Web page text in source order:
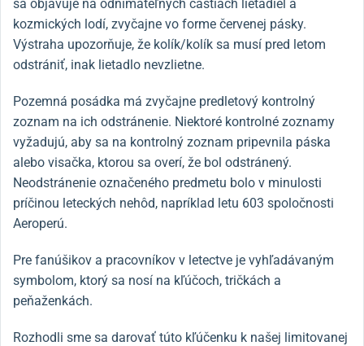
sa objavuje na odnímateľných častiach lietadiel a
kozmických lodí, zvyčajne vo forme červenej pásky.
Výstraha upozorňuje, že kolík/kolík sa musí pred letom
odstrániť, inak lietadlo nevzlietne.
Pozemná posádka má zvyčajne predletový kontrolný
zoznam na ich odstránenie. Niektoré kontrolné zoznamy
vyžadujú, aby sa na kontrolný zoznam pripevnila páska
alebo visačka, ktorou sa overí, že bol odstránený.
Neodstránenie označeného predmetu bolo v minulosti
príčinou leteckých nehôd, napríklad letu 603 spoločnosti
Aeroperú.
Pre fanúšikov a pracovníkov v letectve je vyhľadávaným
symbolom, ktorý sa nosí na kľúčoch, tričkách a
peňaženkách.
Rozhodli sme sa darovať túto kľúčenku k našej limitovanej